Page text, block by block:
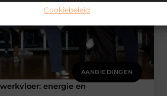
Cookiebeleid
AANBIEDINGEN
energie en